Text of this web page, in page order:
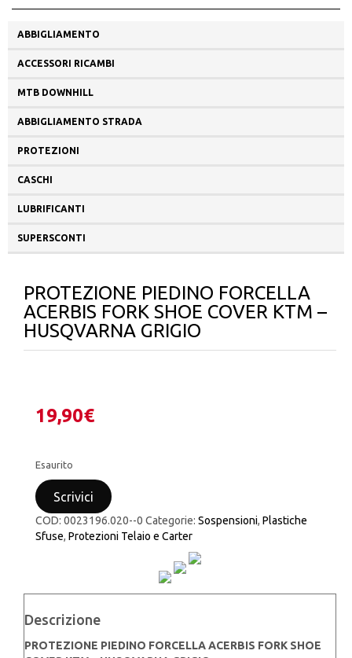
ABBIGLIAMENTO
ACCESSORI RICAMBI
MTB DOWNHILL
ABBIGLIAMENTO STRADA
PROTEZIONI
CASCHI
LUBRIFICANTI
SUPERSCONTI
PROTEZIONE PIEDINO FORCELLA
ACERBIS FORK SHOE COVER KTM –
HUSQVARNA GRIGIO
19,90€
Esaurito
Scrivici
COD: 0023196.020--0 Categorie: Sospensioni, Plastiche
Sfuse, Protezioni Telaio e Carter
Descrizione
PROTEZIONE PIEDINO FORCELLA ACERBIS FORK SHOE